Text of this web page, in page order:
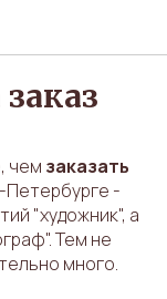
чем заказать
Петербурге -
"художник", а
Тем не
много.